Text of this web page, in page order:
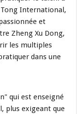
Tong International,
et
Zheng Xu Dong,
les multiples
dans une
qui est enseigné
plus exigeant que